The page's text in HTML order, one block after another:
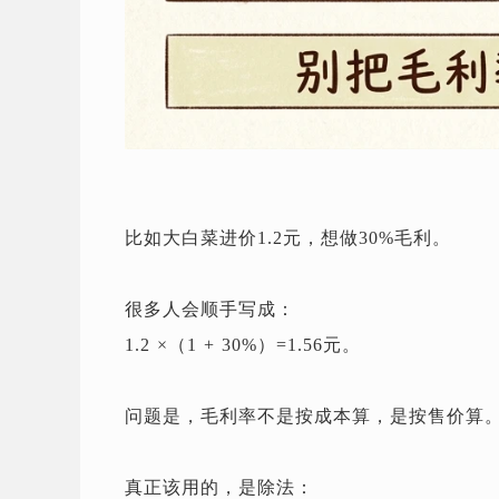
比如大白菜进价1.2元，想做30%毛利。
很多人会顺手写成：
1.2 ×（1 + 30%）=1.56元。
问题是，毛利率不是按成本算，是按售价算
真正该用的，是除法：